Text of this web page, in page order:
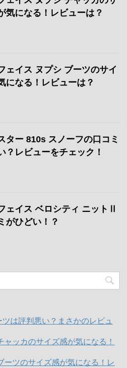
気になる！レビューは？
ェイス ヌプシ ブーツのサイ
になる！レビューは？
ター 810s スノーフの口コミ
？レビューをチェック！
ェイス ベロシティ ニットⅡ
がひどい！？
は評判悪い？まさかのレビュ
ャッカのサイズ感が気になる！
ーツのサイズ感が気になる！レ